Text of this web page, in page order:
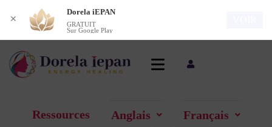
Ressources Anglais Français
✕
Dorela iEPAN
GRATUIT
Sur Google Play